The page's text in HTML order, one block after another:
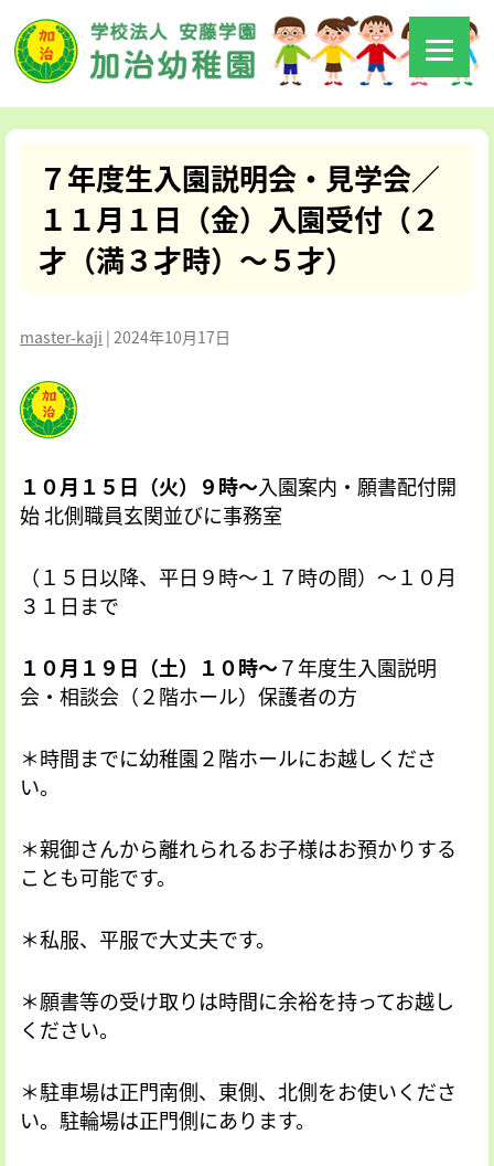
７年度生入園説明会・見学会／
１１月１日（金）入園受付（２
才（満３才時）～５才）
master-kaji |2024年10月17日
１０月１５日（火）９時～入園案内・願書配付開
始 北側職員玄関並びに事務室
（１５日以降、平日９時～１７時の間）～１０月
３１日まで
１０月１９日（土）１０時～７年度生入園説明
会・相談会（２階ホール）保護者の方
＊時間までに幼稚園２階ホールにお越しくださ
い。
＊親御さんから離れられるお子様はお預かりする
ことも可能です。
＊私服、平服で大丈夫です。
＊願書等の受け取りは時間に余裕を持ってお越し
ください。
＊駐車場は正門南側、東側、北側をお使いくださ
い。駐輪場は正門側にあります。